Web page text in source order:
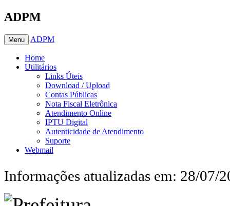
ADPM
Menu ADPM
Home
Utilitários
Links Úteis
Download / Upload
Contas Públicas
Nota Fiscal Eletrônica
Atendimento Online
IPTU Digital
Autenticidade de Atendimento
Suporte
Webmail
Informações atualizadas em: 28/07/